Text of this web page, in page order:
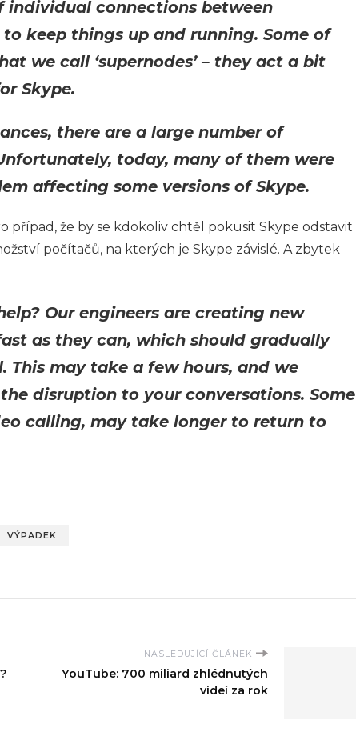
individual connections between
keep things up and running. Some of
we call ‘supernodes’ – they act a bit
Skype.
there are a large number of
today, many of them were
affecting some versions of Skype.
případ, že by se kdokoliv chtěl pokusit Skype odstavit
počítačů, na kterých je Skype závislé. A zbytek
Our engineers are creating new
as they can, which should gradually
This may take a few hours, and we
disruption to your conversations. Some
calling, may take longer to return to
VÝPADEK
NASLEDUJÍCÍ ČLÁNEK
YouTube: 700 miliard zhlédnutých
videí za rok